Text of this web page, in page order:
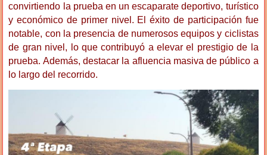
convirtiendo la prueba en un escaparate deportivo, turístico
y económico de primer nivel. El éxito de participación fue
notable, con la presencia de numerosos equipos y ciclistas
de gran nivel, lo que contribuyó a elevar el prestigio de la
prueba. Además, destacar la afluencia masiva de público a
lo largo del recorrido.